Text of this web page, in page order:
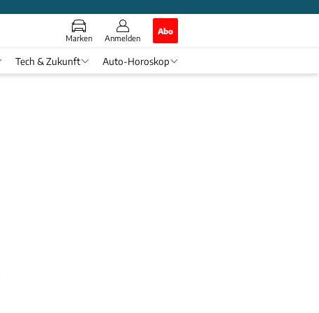
Marken Anmelden
Abo
Tech & Zukunft Auto-Horoskop